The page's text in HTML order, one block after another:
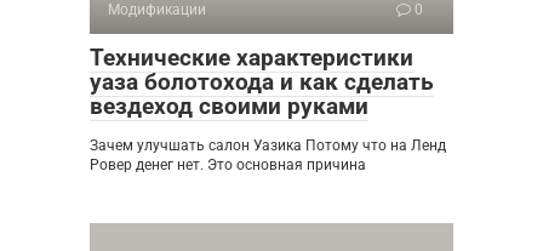
Модификации 0
Технические характеристики
уаза болотохода и как сделать
вездеход своими руками
Зачем улучшать салон Уазика Потому что на Ленд
Ровер денег нет. Это основная причина